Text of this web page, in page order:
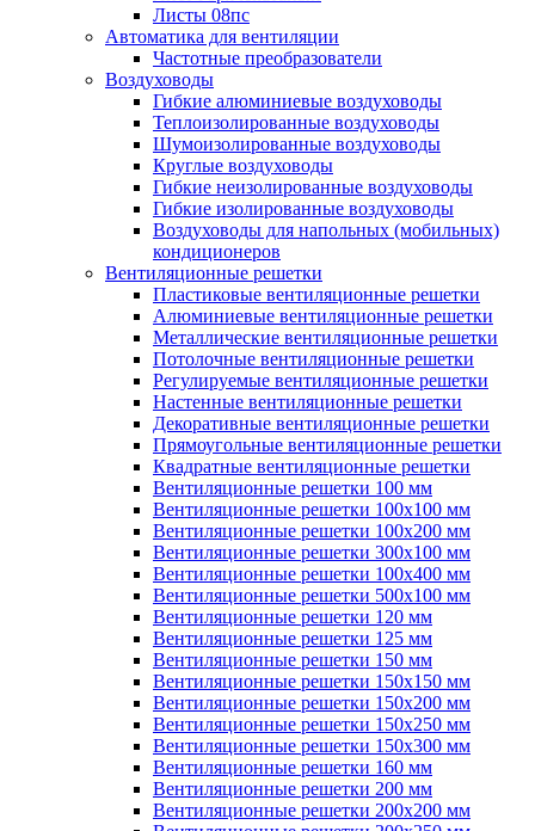
Листы 08пс
Автоматика для вентиляции
Частотные преобразователи
Воздуховоды
Гибкие алюминиевые воздуховоды
Теплоизолированные воздуховоды
Шумоизолированные воздуховоды
Круглые воздуховоды
Гибкие неизолированные воздуховоды
Гибкие изолированные воздуховоды
Воздуховоды для напольных (мобильных)
кондиционеров
Вентиляционные решетки
Пластиковые вентиляционные решетки
Алюминиевые вентиляционные решетки
Металлические вентиляционные решетки
Потолочные вентиляционные решетки
Регулируемые вентиляционные решетки
Настенные вентиляционные решетки
Декоративные вентиляционные решетки
Прямоугольные вентиляционные решетки
Квадратные вентиляционные решетки
Вентиляционные решетки 100 мм
Вентиляционные решетки 100х100 мм
Вентиляционные решетки 100х200 мм
Вентиляционные решетки 300х100 мм
Вентиляционные решетки 100х400 мм
Вентиляционные решетки 500х100 мм
Вентиляционные решетки 120 мм
Вентиляционные решетки 125 мм
Вентиляционные решетки 150 мм
Вентиляционные решетки 150х150 мм
Вентиляционные решетки 150х200 мм
Вентиляционные решетки 150х250 мм
Вентиляционные решетки 150х300 мм
Вентиляционные решетки 160 мм
Вентиляционные решетки 200 мм
Вентиляционные решетки 200х200 мм